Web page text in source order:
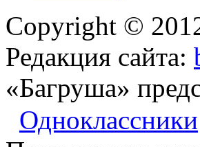
Copyright ©
Редакция сайта:
«Багруша»
Одноклассники